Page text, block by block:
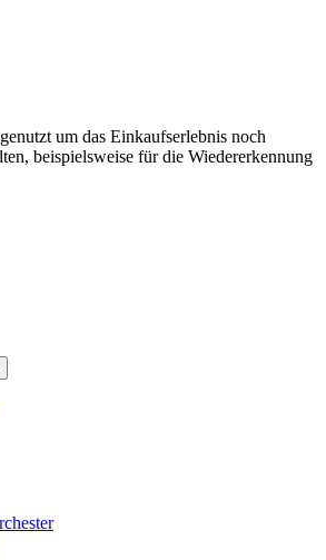
um das Einkaufserlebnis noch
beispielsweise für die Wiedererkennung